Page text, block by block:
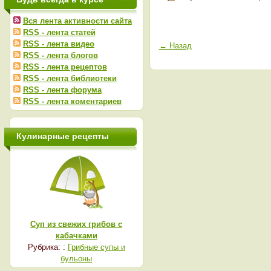
← Назад
Вся лента активности сайта
RSS - лента статей
RSS - лента видео
RSS - лента блогов
RSS - лента рецептов
RSS - лента библиотеки
RSS - лента форума
RSS - лента коментариев
Кулинарные рецепты
Суп из свежих грибов с
кабачками
Рубрика: : Грибные супы и
бульоны